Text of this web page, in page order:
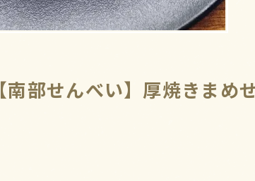
【南部せんべい】厚焼きまめ